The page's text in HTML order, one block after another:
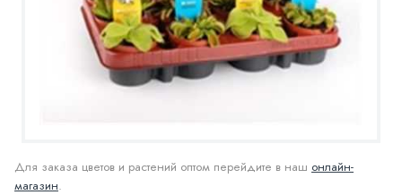
Для заказа цветов и растений оптом перейдите в наш онлайн-
магазин.